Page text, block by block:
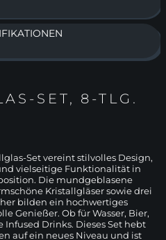
SET, 8-TLG.
Set vereint stilvolles Design,
vielseitige Funktionalität in
Die mundgeblasene
Kristallgläser sowie drei
bilden ein hochwertiges
Genießer. Ob für Wasser, Bier,
Infused Drinks. Dieses Set hebt
auf ein neues Niveau und ist